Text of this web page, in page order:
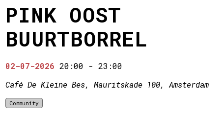
PINK OOST
BUURTBORREL
02-07-2026 20:00 -23:00
Café De Kleine Bes, Mauritskade 100, Amsterdam
Community